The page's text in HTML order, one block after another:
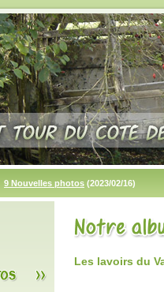
9 Nouvelles photos (2023/02/16)
Les lavoirs du